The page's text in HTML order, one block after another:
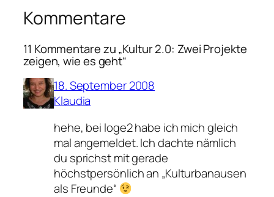
Kommentare
11 Kommentare zu „Kultur 2.0: Zwei Projekte
zeigen, wie es geht“
18. September 2008
Klaudia
hehe, bei loge2 habe ich mich gleich
mal angemeldet. Ich dachte nämlich
du sprichst mit gerade
höchstpersönlich an „Kulturbanausen
als Freunde“